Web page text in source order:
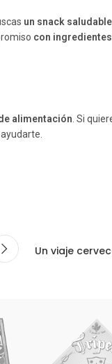
un snack saludable
con
alimentación. Si
Un viaje